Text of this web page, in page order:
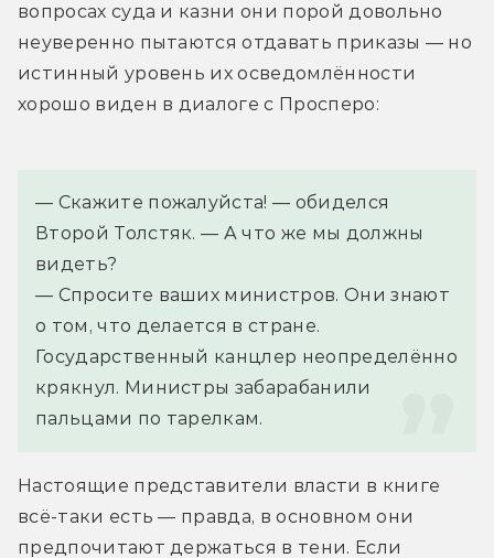
вопросах суда и казни они порой довольно
неуверенно пытаются отдавать приказы — но
истинный уровень их осведомлённости
хорошо виден в диалоге с Просперо:
— Скажите пожалуйста! — обиделся
Второй Толстяк. — А что же мы должны
видеть?
— Спросите ваших министров. Они знают
о том, что делается в стране.
Государственный канцлер неопределённо
крякнул. Министры забарабанили
пальцами по тарелкам.
Настоящие представители власти в книге
всё-таки есть — правда, в основном они
предпочитают держаться в тени. Если